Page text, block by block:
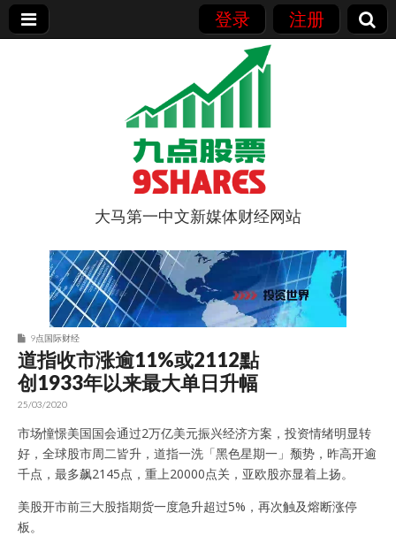
登录 注册
9点股票
大马第一中文新媒体财经网站
9点国际财经
道指收市涨逾11%或2112點
创1933年以来最大单日升幅
25/03/2020
市场憧憬美国国会通过2万亿美元振兴经济方案，投资情绪明显转
好，全球股市周二皆升，道指一洗「黑色星期一」颓势，昨高开逾
千点，最多飙2145点，重上20000点关，亚欧股亦显着上扬。
美股开市前三大股指期货一度急升超过5%，再次触及熔断涨停
板。